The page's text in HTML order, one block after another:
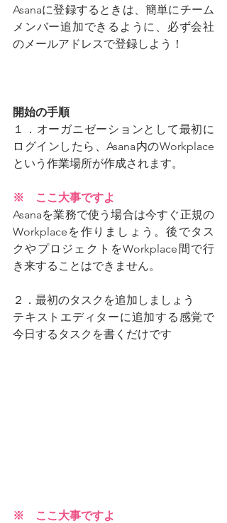
Asanaに登録するときは、簡単にチーム
メンバー追加できるように、必ず会社
のメールアドレスで登録しよう！
開始の手順
１．オーガニゼーションとして最初に
ログインしたら、Asana内のWorkplace
という作業場所が作成されます。
※　ここ大事ですよ
Asanaを業務で使う場合は今すぐ正規の
Workplaceを作りましょう。後でタス
クやプロジェクトをWorkplace間で行
き来することはできません。
２．最初のタスクを追加しましょう
テキストエディターに追加する感覚で
今日するタスクを書くだけです
※　ここ大事ですよ